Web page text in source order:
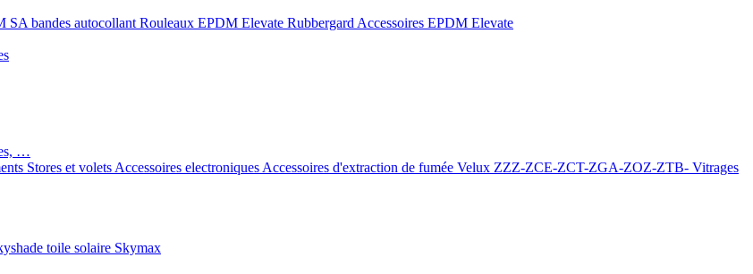
SA bandes autocollant Rouleaux EPDM Elevate Rubbergard Accessoires EPDM Elevate
…
Stores et volets Accessoires electroniques Accessoires d'extraction de fumée Velux ZZZ-ZCE-ZCT-ZGA-ZOZ-ZTB- Vitrages
toile solaire Skymax